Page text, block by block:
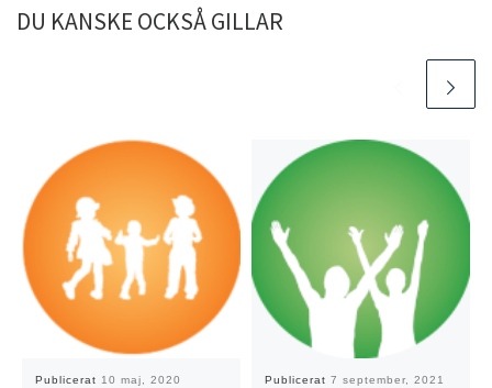
DU KANSKE OCKSÅ GILLAR
Publicerat 10 maj, 2020 Publicerat 7 september, 2021